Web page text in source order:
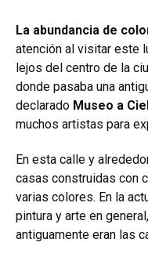
La abundancia de
atención al visitar este
lejos del centro de la
donde pasaba una
declarado Museo a
muchos artistas para
En esta calle y
casas construidas con
varias colores. En la
pintura y arte en
antiguamente eran las